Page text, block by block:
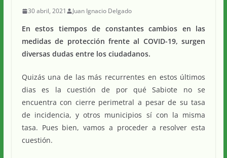
30 abril, 2021 Juan Ignacio Delgado
En estos tiempos de constantes cambios en las
medidas de protección frente al COVID-19, surgen
diversas dudas entre los ciudadanos.
Quizás una de las más recurrentes en estos últimos
dias es la cuestión de por qué Sabiote no se
encuentra con cierre perimetral a pesar de su tasa
de incidencia, y otros municipios sí con la misma
tasa. Pues bien, vamos a proceder a resolver esta
cuestión.